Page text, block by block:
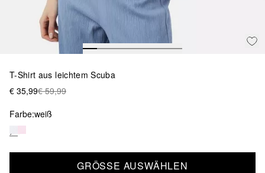
T-Shirt aus leichtem Scuba
€ 35,99€ 59,99
Farbe:weiß
GRÖSSE AUSWÄHLEN